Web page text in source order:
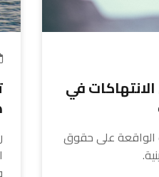
في
الواقعة على حقوق